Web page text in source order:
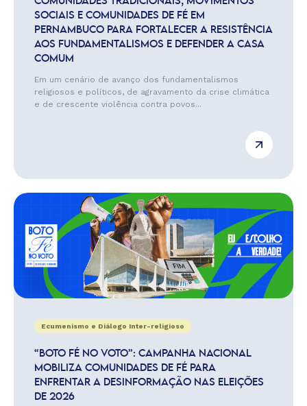
SOCIAIS E COMUNIDADES DE FÉ EM
PERNAMBUCO PARA FORTALECER A RESISTÊNCIA
AOS FUNDAMENTALISMOS E DEFENDER A CASA
COMUM
Em um cenário de avanço dos fundamentalismos
religiosos e políticos, de agravamento da crise climática
e de crescente violência contra povos...
Ecumenismo e Diálogo Inter-religioso
“BOTO FÉ NO VOTO”: CAMPANHA NACIONAL
MOBILIZA COMUNIDADES DE FÉ PARA
ENFRENTAR A DESINFORMAÇÃO NAS ELEIÇÕES
DE 2026